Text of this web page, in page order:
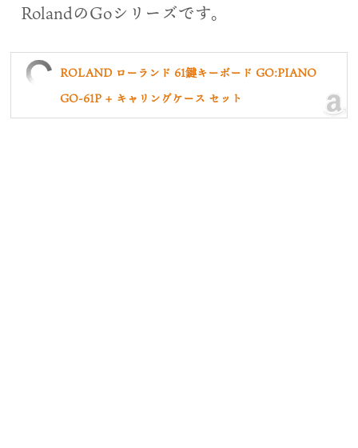
RolandのGoシリーズです。
ROLAND ローランド 61鍵キーボード GO:PIANO
GO-61P + キャリングケース セット